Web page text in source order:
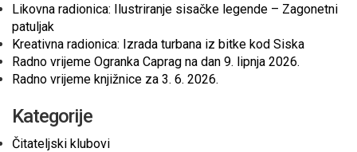
Likovna radionica: Ilustriranje sisačke legende – Zagonetni
patuljak
Kreativna radionica: Izrada turbana iz bitke kod Siska
Radno vrijeme Ogranka Caprag na dan 9. lipnja 2026.
Radno vrijeme knjižnice za 3. 6. 2026.
Kategorije
Čitateljski klubovi